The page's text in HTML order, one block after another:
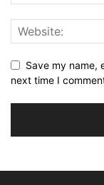
Save my name,
next time I